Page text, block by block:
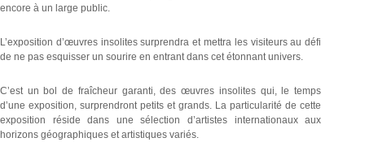
encore à un large public.
L’exposition d’œuvres insolites surprendra et mettra les visiteurs au défi
de ne pas esquisser un sourire en entrant dans cet étonnant univers.
C’est un bol de fraîcheur garanti, des œuvres insolites qui, le temps
d’une exposition, surprendront petits et grands. La particularité de cette
exposition réside dans une sélection d’artistes internationaux aux
horizons géographiques et artistiques variés.